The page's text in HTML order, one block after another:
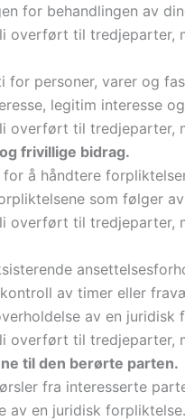
for behandlingen av
overført til tredjeparter,
for personer, varer og
legitim interesse
overført til tredjeparter,
frivillige bidrag.
for å håndtere
som følger
overført til tredjeparter,
av timer eller
av en
overført til tredjeparter,
til den berørte parten.
fra interesserte
av en juridisk forpliktelse.